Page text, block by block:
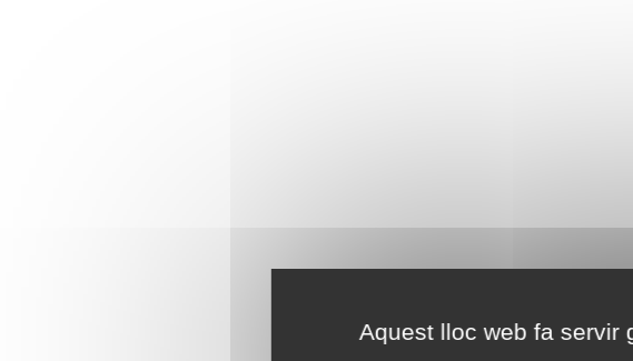
Aquest lloc web fa servir